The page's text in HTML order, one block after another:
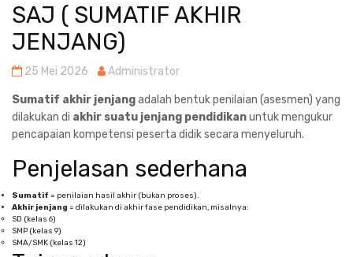
SAJ ( SUMATIF AKHIR
JENJANG)
25 Mei 2026 Administrator
Sumatif akhir jenjangadalah bentuk penilaian (asesmen) yang
dilakukan di akhir suatu jenjang pendidikanuntuk mengukur
pencapaian kompetensi peserta didik secara menyeluruh.
Penjelasan sederhana
Sumatif = penilaian hasil akhir (bukan proses).
Akhir jenjang = dilakukan di akhir fase pendidikan, misalnya:
SD (kelas 6)
SMP (kelas 9)
SMA/SMK (kelas 12)